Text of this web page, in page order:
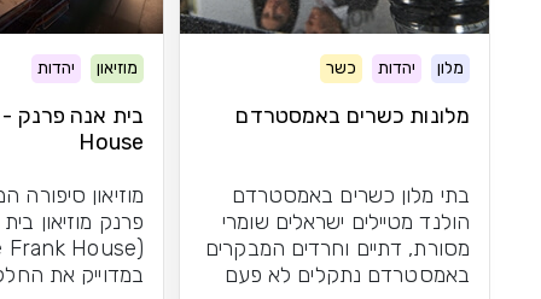
מלון יהדות כשר
מלונות כשרים באמסטרדם
בתי מלון כשרים באמסטרדם
הולנד מטיילים ישראלים שומרי
מסורת, דתיים וחרדים המבקרים
באמסטרדם נתקלים לא פעם
מוזיאון יהדות
House
מוזיאון
פרנק מוזיאון
במדוייק את